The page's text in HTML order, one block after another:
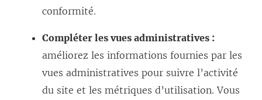
conformité.
Compléter les vues administratives :
améliorez les informations fournies par les
vues administratives pour suivre l’activité
du site et les métriques d’utilisation. Vous